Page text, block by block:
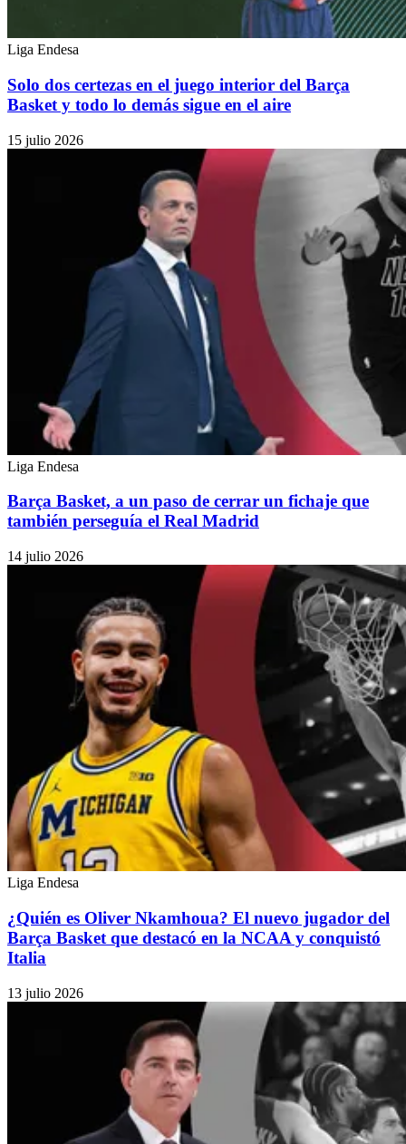
Liga Endesa
Solo dos certezas en el juego interior del Barça
Basket y todo lo demás sigue en el aire
15 julio 2026
Liga Endesa
Barça Basket, a un paso de cerrar un fichaje que
también perseguía el Real Madrid
14 julio 2026
Liga Endesa
¿Quién es Oliver Nkamhoua? El nuevo jugador del
Barça Basket que destacó en la NCAA y conquistó
Italia
13 julio 2026